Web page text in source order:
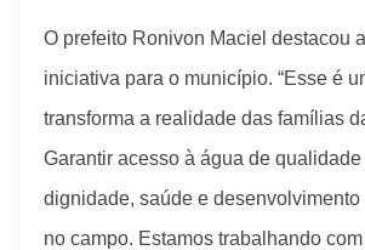
O prefeito Ronivon Maciel destacou
iniciativa para o município. “Esse é
transforma a realidade das famílias
Garantir acesso à água de
dignidade, saúde e
no campo. Estamos trabalhando com